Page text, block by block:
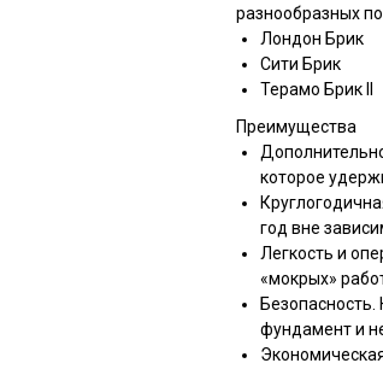
разнообразных
Лондон Брик
Сити Брик
Терамо Брик II
Преимущества
которое
год вне
Легкость и
«мокрых»
фундамент и